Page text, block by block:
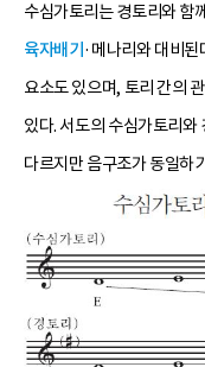
수심가토리는 경토리와 함
육자배기 ·메나리와 대비
요소도 있으며, 토리 간의
있다. 서도의 수심가토리
다르지만 음구조가 동일하